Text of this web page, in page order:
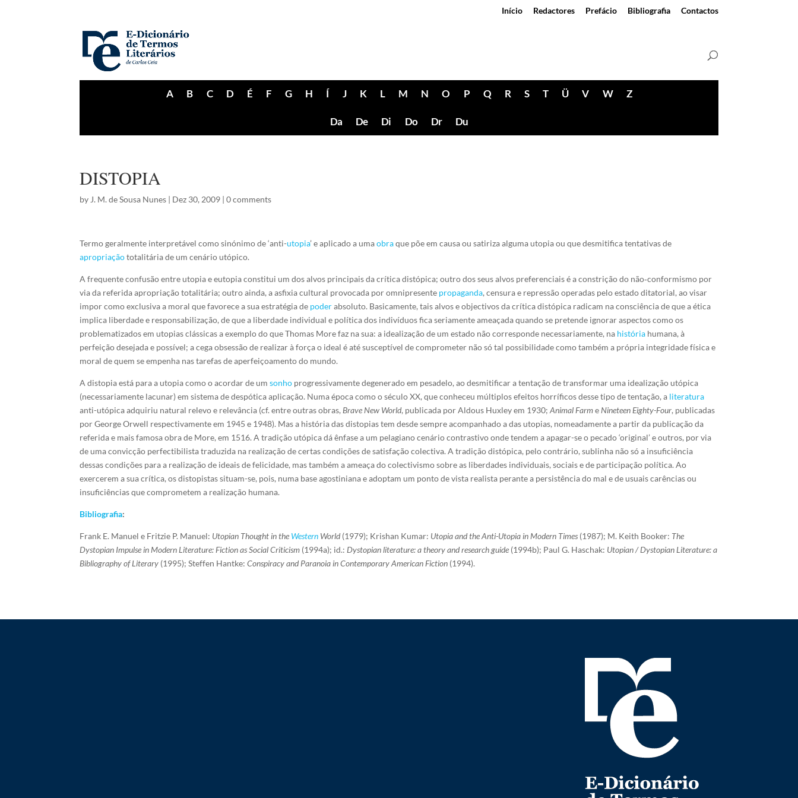
Início Redactores Prefácio Bibliografia Contactos
A B C D É F G H Í J K L M N O P Q R S T Ü V W Z
Da De Di Do Dr Du
DISTOPIA
by J. M. de Sousa Nunes | Dez 30, 2009 |0 comments
Termo geralmente interpretável como sinónimo de ‘anti-utopia’ e aplicado a umaobraque põe em causa ou satiriza alguma utopia ou que desmitifica tentativas de
apropriaçãototalitária de um cenário utópico.
A frequente confusão entre utopia e eutopia constitui um dos alvos principais da crítica distópica; outro dos seus alvos preferenciais é a constrição do não‑conformismo por
via da referida apropriação totalitária; outro ainda, a asfixia cultural provocada por omnipresente propaganda, censura e repressão operadas pelo estado ditatorial, ao visar
impor como exclusiva a moral que favorece a sua estratégia de poderabsoluto. Basicamente, tais alvos e objectivos da crítica distópica radicam na consciência de que a ética
implica liberdade e responsabilização, de que a liberdade individual e política dos indivíduos fica seriamente ameaçada quando se pretende ignorar aspectos como os
problematizados em utopias clássicas a exemplo do que Thomas More faz na sua: a idealização de um estado não corresponde necessariamente, na história humana, à
perfeição desejada e possível; a cega obsessão de realizar à força o ideal é até susceptível de comprometer não só tal possibilidade como também a própria integridade física e
moral de quem se empenha nas tarefas de aperfeiçoamento do mundo.
A distopia está para a utopia como o acordar de umsonho progressivamente degenerado em pesadelo, ao desmitificar a tentação de transformar uma idealização utópica
(necessariamente lacunar) em sistema de despótica aplicação. Numa época como o século XX, que conheceu múltiplos efeitos horríficos desse tipo de tentação, a literatura
anti-utópica adquiriu natural relevo e relevância (cf. entre outras obras, Brave New World, publicada por Aldous Huxley em 1930;Animal Farme Nineteen Eighty-Four, publicadas
por George Orwell respectivamente em 1945 e 1948). Mas a história das distopias tem desde sempre acompanhado a das utopias, nomeadamente a partir da publicação da
referida e mais famosa obra de More, em 1516. A tradição utópica dá ênfase a um pelagiano cenário contrastivo onde tendem a apagar-se o pecado ‘original’ e outros, por via
de uma convicção perfectibilista traduzida na realização de certas condições de satisfação colectiva. A tradição distópica, pelo contrário, sublinha não só a insuficiência
dessas condições para a realização de ideais de felicidade, mas também a ameaça do colectivismo sobre as liberdades individuais, sociais e de participação política. Ao
exercerem a sua crítica, os distopistas situam-se, pois, numa base agostiniana e adoptam um ponto de vista realista perante a persistência do mal e de usuais carências ou
insuficiências que comprometem a realização humana.
Bibliografia:
Frank E. Manuel e Fritzie P. Manuel: Utopian Thought in the Western World (1979); Krishan Kumar: Utopia and the Anti-Utopia in Modern Times (1987); M. Keith Booker: The
Dystopian Impulse in Modern Literature: Fiction as Social Criticism (1994a); id.: Dystopian literature: a theory and research guide (1994b); Paul G. Haschak: Utopian / Dystopian Literature: a
Bibliography of Literary (1995); Steffen Hantke:Conspiracy and Paranoia in Contemporary American Fiction (1994).